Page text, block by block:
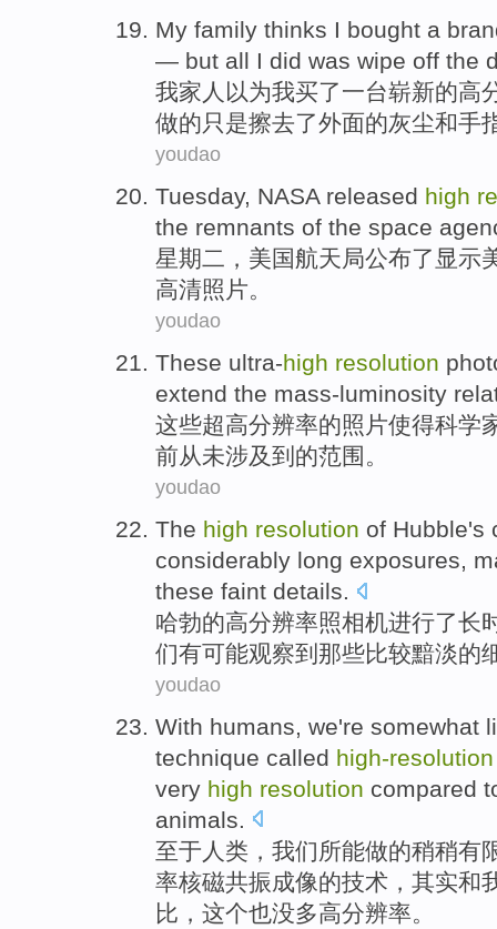
My family thinks I bought a
— but all I did was wipe off the
我家人 以为我买了一台崭新的高
做的只是擦去了外面的灰尘和手
youdao
Tuesday, NASA released high
the remnants of the space
星期二 ，美国航天局公布了 显示
高清照片。
youdao
These ultra-high resolution
extend the mass-luminosity
这些超高分辨率的照片使得科学
前从未涉及到的范围。
youdao
The high resolution of Hubble's
considerably long exposures,
these faint details.
哈勃的高分辨率照相机进行了长
们有可能观察到 那些比较黯淡的
youdao
With humans we're somewhat
technique called high-resolution
very high resolution compared
animals
至于 人类， 我们所能做的稍稍有
率核磁共振成像的技术 ，其实和
比 ，这个也没多高分辨率 。